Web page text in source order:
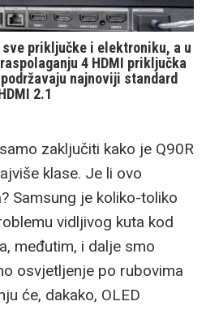
sve priključke i elektroniku, a u
4 HDMI priključka
najnoviji standard
2.1
zaključiti kako je Q90R
klase. Je li ovo
Samsung je koliko-toliko
vidljivog kuta kod
međutim, i dalje smo
osvjetljenje po rubovima
će, dakako, OLED